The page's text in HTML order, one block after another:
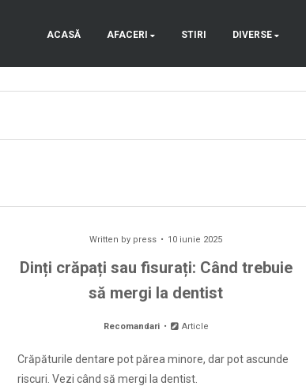
ACASĂ AFACERI STIRI DIVERSE
Written by press 10 iunie 2025
Dinți crăpați sau fisurați: Când trebuie
să mergi la dentist
Recomandari Article
Crăpăturile dentare pot părea minore, dar pot ascunde
riscuri. Vezi când să mergi la dentist.